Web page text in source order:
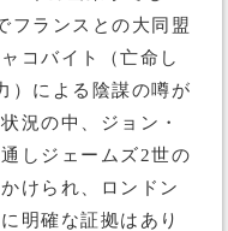
フランスとの大同盟
コバイト（亡命し
）による陰謀の噂が
況の中、ジョン・
しジェームズ2世の
けられ、ロンドン
明確な証拠はあり